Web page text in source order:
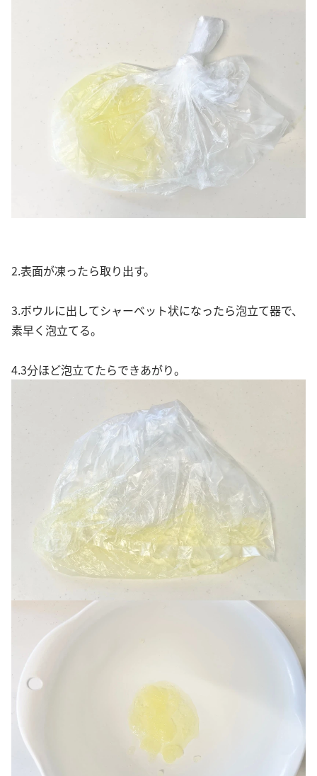
2.表面が凍ったら取り出す。
3.ボウルに出してシャーベット状になったら泡立て器で、
素早く泡立てる。
4.3分ほど泡立てたらできあがり。